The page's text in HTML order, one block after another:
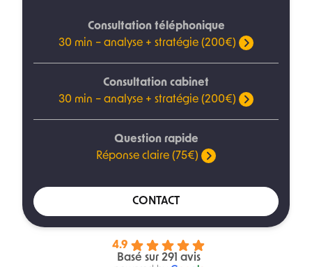
Consultation téléphonique
30 min – analyse + stratégie (200€)
Consultation cabinet
30 min – analyse + stratégie (200€)
Question rapide
Réponse claire (75€)
CONTACT
4.9
Basé sur 291 avis